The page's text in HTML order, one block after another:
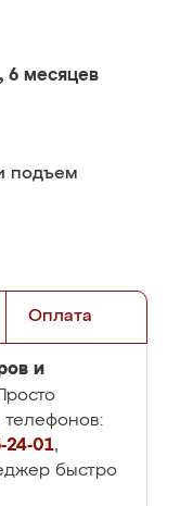
6 месяцев
подъем
Оплата
и
24-01,
быстро